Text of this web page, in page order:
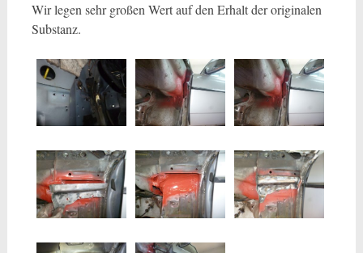
Wir legen sehr großen Wert auf den Erhalt der originalen
Substanz.